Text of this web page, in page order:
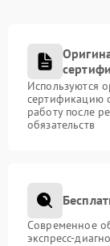
Используются
сертификацию
работу после
обязательств
Современное
экспресс-